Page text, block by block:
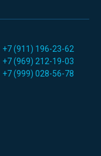
+7 (911) 196-23-62
+7 (969) 212-19-03
+7 (999) 028-56-78